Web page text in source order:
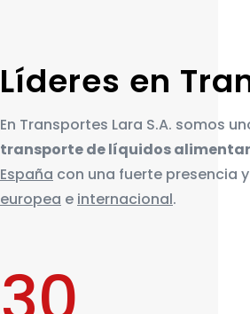
Líderes en
En Transportes Lara S.A. somos
transporte de líquidos
España con una fuerte presencia
europea e internacional.